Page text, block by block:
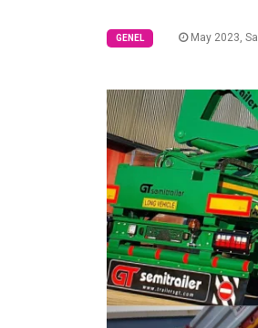
GENEL May 2023, Sal